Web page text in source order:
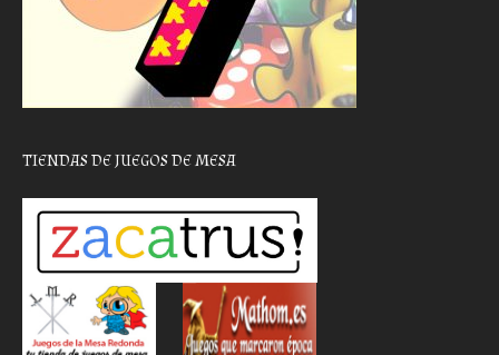
TIENDAS DE JUEGOS DE MESA